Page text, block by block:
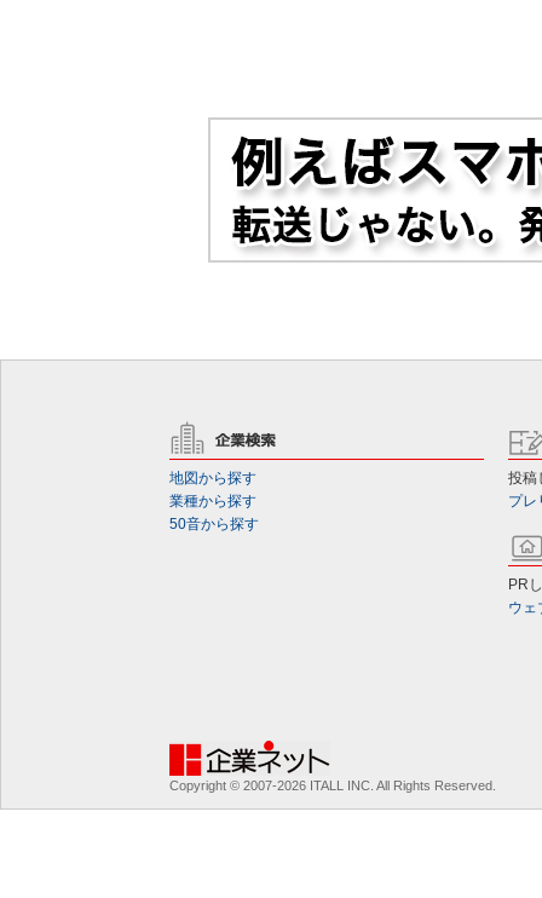
地図から探す
業種から探す
50音から探す
投稿
プレ
PR
ウェ
Copyright © 2007-2026 ITALL INC. All Rights Reserved.